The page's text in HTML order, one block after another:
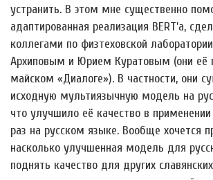
устранить. В этом мне существенно
адаптированная реализация BERT'а,
коллегами по физтеховской
Архиповым и Юрием Куратовым (они её
майском «Диалоге»). В частности, они
исходную мультиязычную модель на
что улучшило её качество в
раз на русском языке. Вообще хочется
насколько улучшенная модель для
поднять качество для других